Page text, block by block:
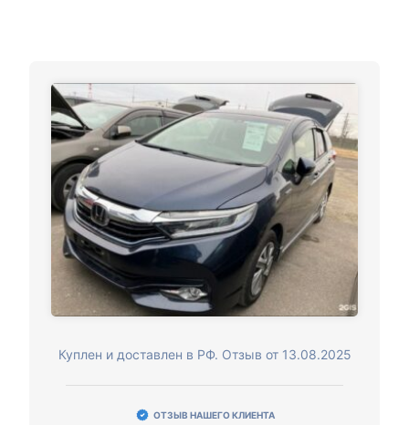
Куплен и доставлен в РФ. Отзыв от 13.08.2025
ОТЗЫВ НАШЕГО КЛИЕНТА